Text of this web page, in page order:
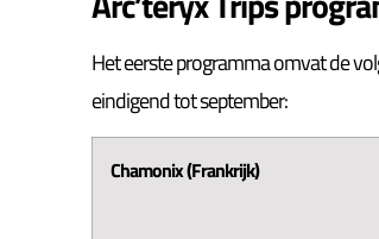
Het eerste programma omvat de
eindigend tot september:
Chamonix (Frankrijk)